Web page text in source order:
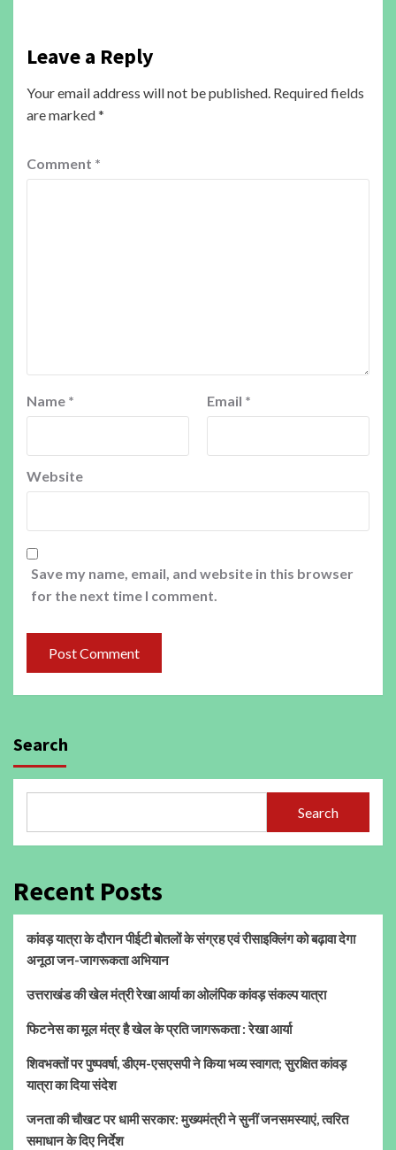
Leave a Reply
Your email address will not be published. Required fields
are marked*
Comment *
Name * Email *
Website
Save my name, email, and website in this browser
for the next time I comment.
Search
Search
Recent Posts
कांवड़ यात्रा के दौरान पीईटी बोतलों के संग्रह एवं रीसाइक्लिंग को बढ़ावा देगा
अनूठा जन-जागरूकता अभियान
उत्तराखंड की खेल मंत्री रेखा आर्या का ओलंपिक कांवड़ संकल्प यात्रा
फिटनेस का मूल मंत्र है खेल के प्रति जागरूकता : रेखा आर्या
शिवभक्तों पर पुष्पवर्षा, डीएम-एसएसपी ने किया भव्य स्वागत; सुरक्षित कांवड़
यात्रा का दिया संदेश
जनता की चौखट पर धामी सरकार: मुख्यमंत्री ने सुनीं जनसमस्याएं, त्वरित
समाधान के दिए निर्देश